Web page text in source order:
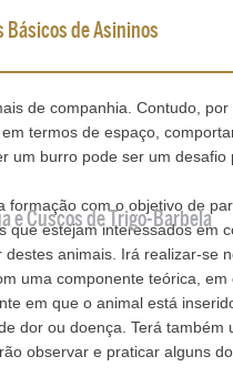
Básicos de Asininos
de companhia. Contudo,
termos de espaço,
um burro pode ser um desafio
formação com o objetivo de
que estejam interessados em
animais. Irá realizar-se
uma componente teórica,
em que o animal está
dor ou doença. Terá
observar e praticar alguns
e Cuscos de Trigo-Barbela